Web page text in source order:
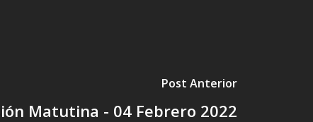
Post Anterior
Matutina - 04 Febrero 2022